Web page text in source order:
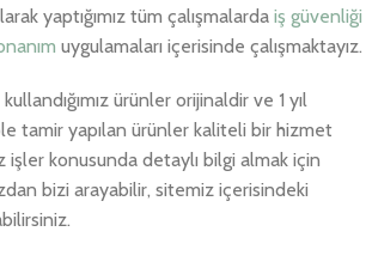
yaptığımız tüm çalışmalarda iş güvenliği
uygulamaları içerisinde çalışmaktayız.
ürünler orijinaldir ve 1 yıl
tamir yapılan ürünler kaliteli bir hizmet
işler konusunda detaylı bilgi almak için
bizi arayabilir, sitemiz içerisindeki